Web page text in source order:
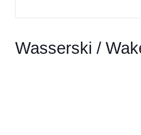
Wasserski /